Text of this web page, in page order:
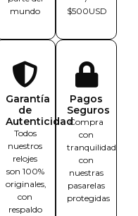
mundo
$500USD
Garantía
de
Autenticidad
Todos
nuestros
relojes
son 100%
originales,
con
respaldo
Pagos
Seguros
Compra
con
tranquilidad
con
nuestras
pasarelas
protegidas